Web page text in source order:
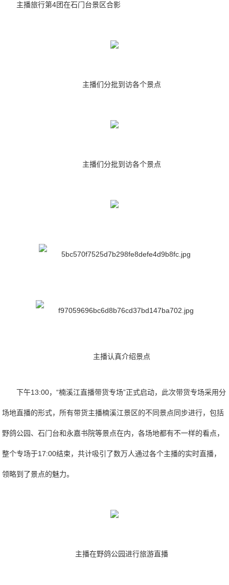
主播旅行第4团在石门台景区合影
主播们分批到访各个景点
主播们分批到访各个景点
主播认真介绍景点
下午13:00，“楠溪江直播带货专场”正式启动，此次带货专场采用分
场地直播的形式，所有带货主播楠溪江景区的不同景点同步进行，包括
野鸽公园、石门台和永嘉书院等景点在内，各场地都有不一样的看点，
整个专场于17:00结束，共计吸引了数万人通过各个主播的实时直播，
领略到了景点的魅力。
主播在野鸽公园进行旅游直播